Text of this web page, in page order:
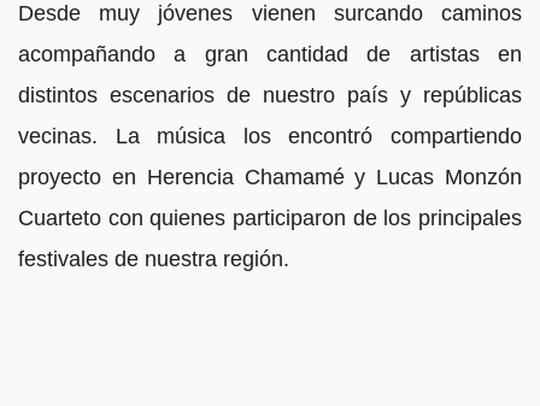
Desde muy jóvenes vienen surcando caminos
acompañando a gran cantidad de artistas en
distintos escenarios de nuestro país y repúblicas
vecinas. La música los encontró compartiendo
proyecto en Herencia Chamamé y Lucas Monzón
Cuarteto con quienes participaron de los principales
festivales de nuestra región.